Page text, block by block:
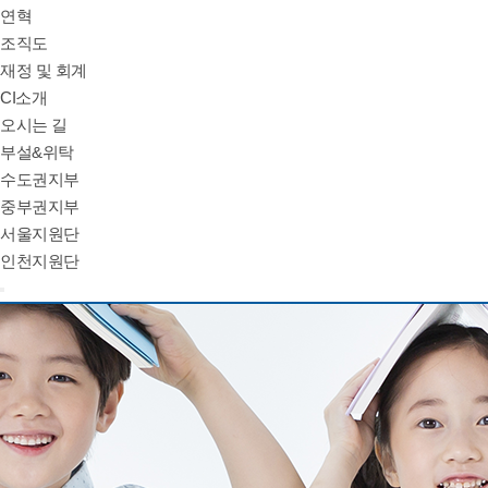
연혁
조직도
재정 및 회계
CI소개
오시는 길
부설&위탁
수도권지부
중부권지부
서울지원단
인천지원단